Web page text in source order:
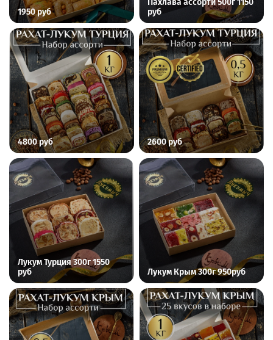
1950 руб
Пахлава ассорти 500г 1150
руб
4800 руб 2600 руб
Лукум Турция 300г 1550
руб
Лукум Крым 300г 950руб